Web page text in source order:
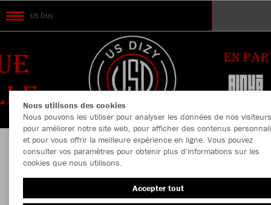
US Dizy
Bienvenue au Teamshop de US Dizy
Nous utilisons des cookies
Nous pouvons les utiliser pour analyser les données de nos
pour améliorer notre site web, pour afficher des contenus
et pour vous offrir la meilleure expérience en ligne. Vous pouvez
consulter vos paramètres pour obtenir plus d'informations sur les
cookies que nous utilisons.
Accepter tout